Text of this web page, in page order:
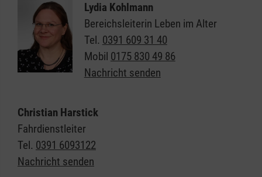
Lydia Kohlmann
Bereichsleiterin Leben im Alter
Tel. 0391 609 31 40
Mobil 0175 830 49 86
Nachricht senden
Christian Harstick
Fahrdienstleiter
Tel. 0391 6093122
Nachricht senden